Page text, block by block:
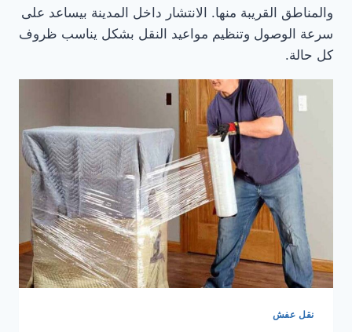
والمناطق القريبة منها. الانتشار داخل المدينة بيساعد على
سرعة الوصول وتنظيم مواعيد النقل بشكل يناسب ظروف
كل حالة.
نقل عفش